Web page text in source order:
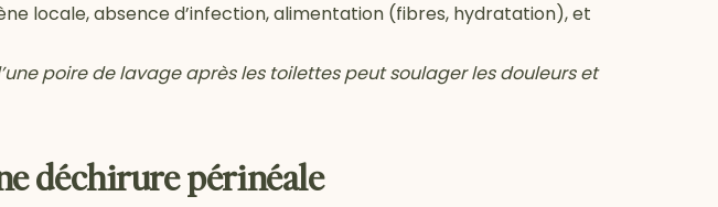
locale, absence d’infection, alimentation (fibres, hydratation), et
poire de lavage après les toilettes peut soulager les douleurs et
déchirure périnéale